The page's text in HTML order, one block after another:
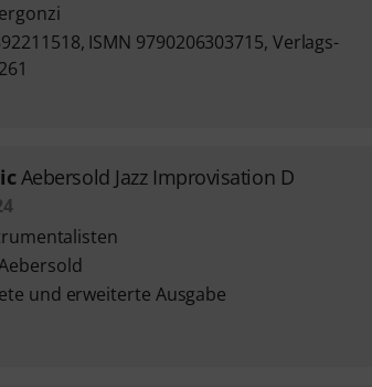
ISMN 9790206303715, Verlags-
Aebersold Jazz Improvisation D
und erweiterte Ausgabe